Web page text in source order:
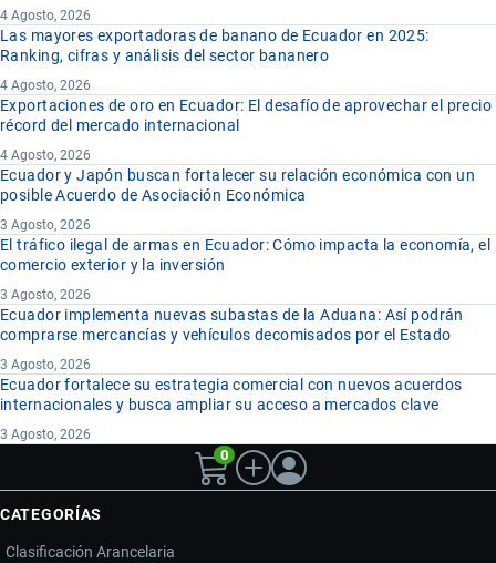
4 Agosto, 2026
Las mayores exportadoras de banano de Ecuador en 2025:
Ranking, cifras y análisis del sector bananero
4 Agosto, 2026
Exportaciones de oro en Ecuador: El desafío de aprovechar el precio
récord del mercado internacional
4 Agosto, 2026
Ecuador y Japón buscan fortalecer su relación económica con un
posible Acuerdo de Asociación Económica
3 Agosto, 2026
El tráfico ilegal de armas en Ecuador: Cómo impacta la economía, el
comercio exterior y la inversión
3 Agosto, 2026
Ecuador implementa nuevas subastas de la Aduana: Así podrán
comprarse mercancías y vehículos decomisados por el Estado
3 Agosto, 2026
Ecuador fortalece su estrategia comercial con nuevos acuerdos
internacionales y busca ampliar su acceso a mercados clave
3 Agosto, 2026
0
CATEGORÍAS
Clasificación Arancelaria